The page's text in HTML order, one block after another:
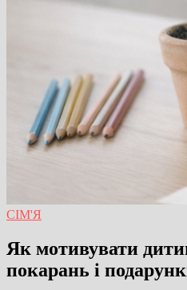
СІМ'Я
Як мотивувати
покарань і